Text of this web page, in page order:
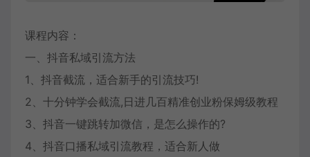
课程内容：
一、抖音私域引流方法
1、抖音截流，适合新手的引流技巧!
2、十分钟学会截流,日进几百精准创业粉保姆级教程
3、抖音一键跳转加微信，是怎么操作的?
4、抖音口播私域引流教程，适合新人做